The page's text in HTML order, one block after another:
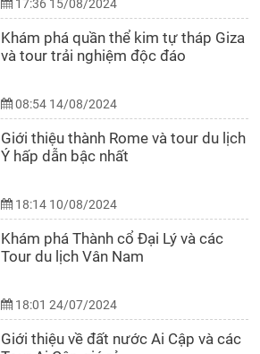
17:36 15/08/2024
Khám phá quần thể kim tự tháp Giza
và tour trải nghiệm độc đáo
08:54 14/08/2024
Giới thiệu thành Rome và tour du lịch
Ý hấp dẫn bậc nhất
18:14 10/08/2024
Khám phá Thành cổ Đại Lý và các
Tour du lịch Vân Nam
18:01 24/07/2024
Giới thiệu về đất nước Ai Cập và các